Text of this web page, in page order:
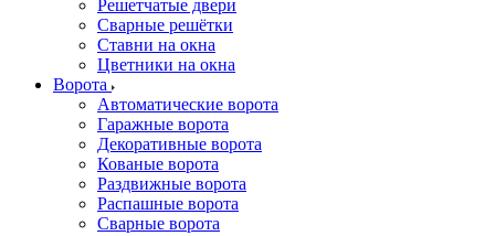
Решетчатые двери
Сварные решётки
Ставни на окна
Цветники на окна
Ворота
Автоматические ворота
Гаражные ворота
Декоративные ворота
Кованые ворота
Раздвижные ворота
Распашные ворота
Сварные ворота